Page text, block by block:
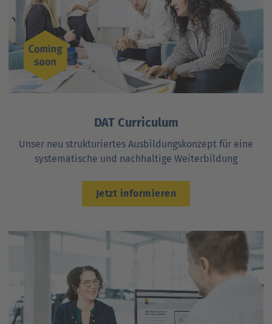
DAT Curriculum
Unser neu strukturiertes Ausbildungskonzept für eine
systematische und nachhaltige Weiterbildung
Jetzt informieren